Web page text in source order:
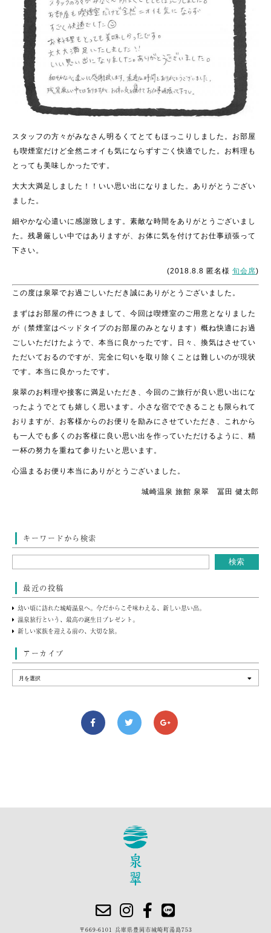
スタッフの方々がみなさん明るくてとてもほっこりしました。お部屋
も喫煙室だけど全然ニオイも気にならずすごく快適でした。お料理も
とっても美味しかったです。
大大大満足しました！！いい思い出になりました。ありがとうござい
ました。
細やかな心遣いに感謝致します。素敵な時間をありがとうございまし
た。残暑厳しい中ではありますが、お体に気を付けてお仕事頑張って
下さい。
(2018.8.8 匿名様 旬会席)
この度は泉翠でお過ごしいただき誠にありがとうございました。
まずはお部屋の件につきまして、今回は喫煙室のご用意となりました
が（禁煙室はベッドタイプのお部屋のみとなります）概ね快適にお過
ごしいただけたようで、本当に良かったです。日々、換気はさせてい
ただいておるのですが、完全に匂いを取り除くことは難しいのが現状
です。本当に良かったです。
泉翠のお料理や接客に満足いただき、今回のご旅行が良い思い出にな
ったようでとても嬉しく思います。小さな宿でできることも限られて
おりますが、お客様からのお便りを励みにさせていただき、これから
も一人でも多くのお客様に良い思い出を作っていただけるように、精
一杯の努力を重ねて参りたいと思います。
心温まるお便り本当にありがとうございました。
城崎温泉 旅館 泉翠 冨田 健太郎
キーワードから検索
最近の投稿
幼い頃に訪れた城崎温泉へ。今だからこそ味わえる、新しい思い出。
温泉旅行という、最高の誕生日プレゼント。
新しい家族を迎える前の、大切な旅。
アーカイブ
〒669-6101 兵庫県豊岡市城崎町湯島753